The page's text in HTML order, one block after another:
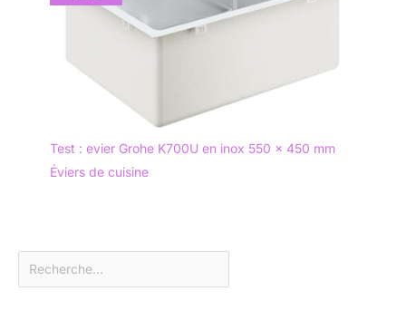
Test : evier Grohe K700U en inox 550 x 450 mm
Éviers de cuisine